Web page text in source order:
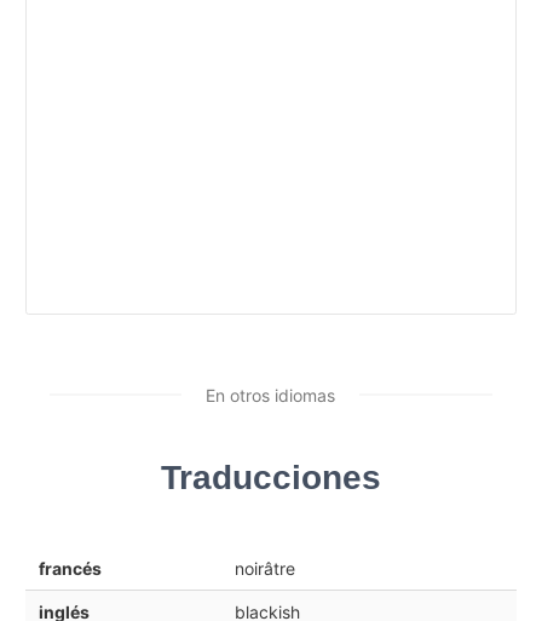
En otros idiomas
Traducciones
francés noirâtre
inglés blackish